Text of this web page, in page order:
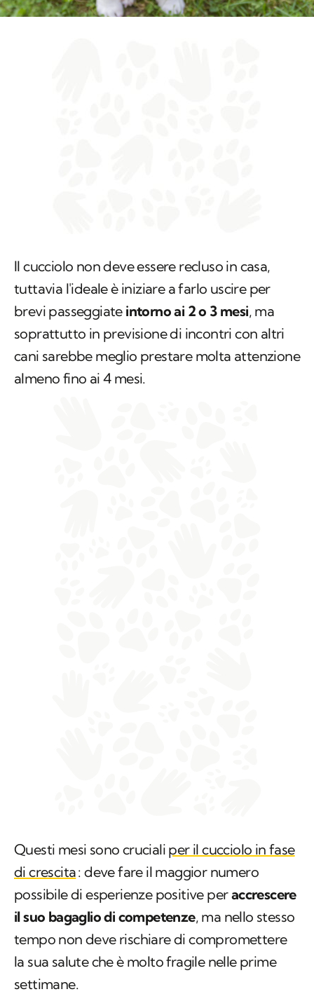
Il cucciolo non deve essere recluso in casa,
tuttavia l'ideale è iniziare a farlo uscire per
brevi passeggiate intorno ai 2 o 3 mesi, ma
soprattutto in previsione di incontri con altri
cani sarebbe meglio prestare molta attenzione
almeno fino ai 4 mesi.
Questi mesi sono cruciali per il cucciolo in fase
di crescita: deve fare il maggior numero
possibile di esperienze positive peraccrescere
il suo bagaglio di competenze, ma nello stesso
tempo non deve rischiare di compromettere
la sua salute che è molto fragile nelle prime
settimane.